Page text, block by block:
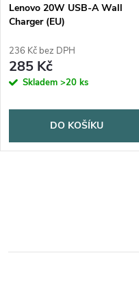
Lenovo 20W USB-A Wall
Charger (EU)
236 Kč bez DPH
285 Kč
Skladem >20 ks
DO KOŠÍKU